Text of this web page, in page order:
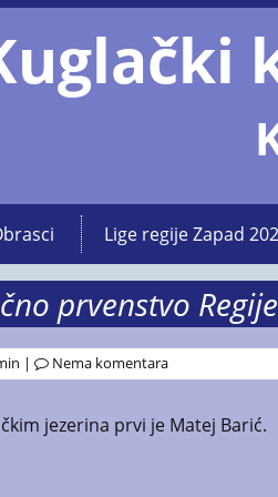
Lige regije Zapad
prvenstvo
| Nema komentara
jezerina prvi je Matej Barić.